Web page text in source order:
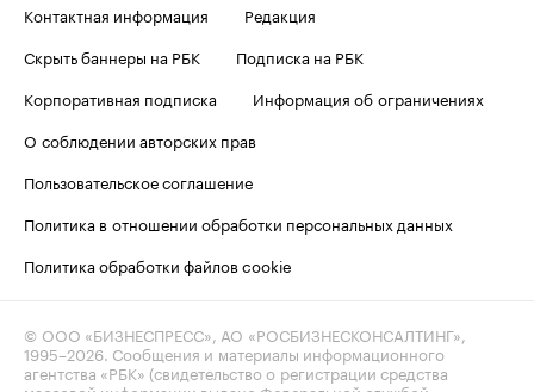
Контактная информация
Редакция
Скрыть баннеры на РБК
Подписка на РБК
Корпоративная подписка
Информация об ограничениях
О соблюдении авторских прав
Пользовательское соглашение
Политика в отношении обработки персональных данных
Политика обработки файлов cookie
© ООО «БИЗНЕСПРЕСС», АО «РОСБИЗНЕСКОНСАЛТИНГ»,
1995–2026 . Сообщения и материалы информационного
агентства «РБК» (свидетельство о регистрации средства